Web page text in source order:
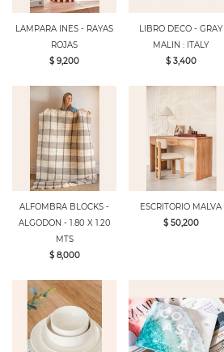
LAMPARA INES - RAYAS
ROJAS
$ 9,200
LIBRO DECO - GRAY
MALIN : ITALY
$ 3,400
ALFOMBRA BLOCKS -
ALGODON - 1.80 X 1.20
MTS
$ 8,000
ESCRITORIO MALVA
$ 50,200